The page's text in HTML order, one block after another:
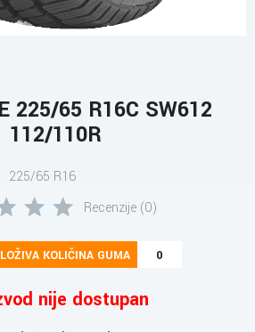
225/65 R16C SW612
112/110R
225/65 R16
Recenzije (0)
KOLIČINA GUMA 0
nije dostupan